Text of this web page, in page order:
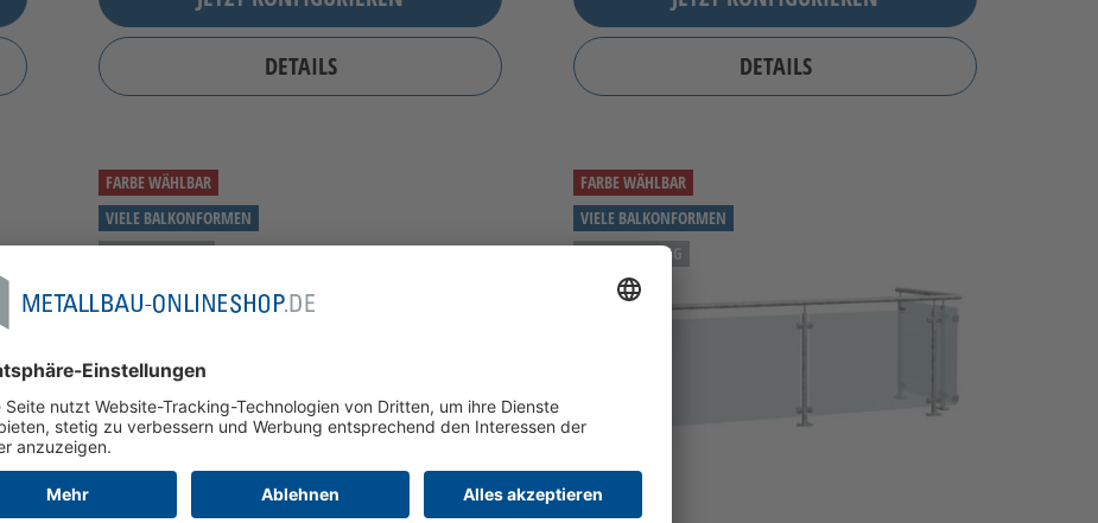
DETAILS DETAILS
FARBE WÄHLBAR
VIELE BALKONFORMEN
MILCHGLAS VSG
FARBE WÄHLBAR
VIELE BALKONFORMEN
MILCHGLAS VSG